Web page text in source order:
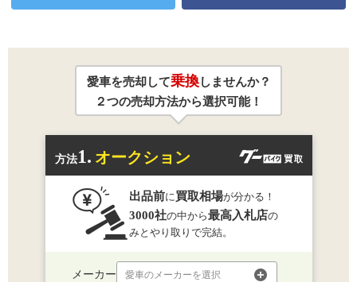
愛車を売却して乗換しませんか？
２つの売却方法から選択可能！
方法1. オークション
出品前に 買取相場が分かる！
3000社の中から最高入札店の
みとやり取りで完結。
メーカー 愛車のメーカーを選択